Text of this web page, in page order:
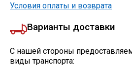
Условия оплаты и возврата
Варианты доставки
С нашей стороны
виды транспорта: